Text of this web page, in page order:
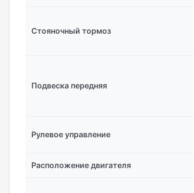
Стояночный тормоз
Подвеска передняя
Рулевое управление
Расположение двигателя